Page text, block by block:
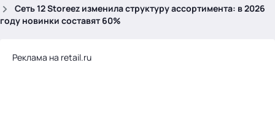
Сеть 12 Storeez изменила структуру ассортимента: в 2026
году новинки составят 60%
Реклама на retail.ru